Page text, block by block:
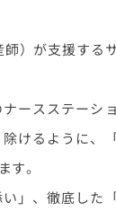
）が支援する
ースステーシ
けるように、
す。
」、徹底した